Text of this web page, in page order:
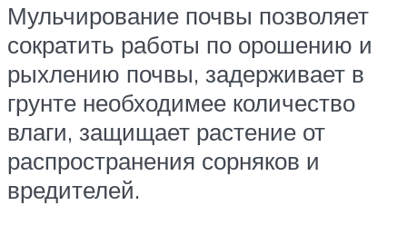
Мульчирование почвы позволяет
сократить работы по орошению и
рыхлению почвы, задерживает в
грунте необходимее количество
влаги, защищает растение от
распространения сорняков и
вредителей.